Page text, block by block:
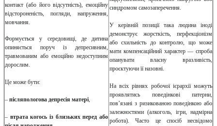
контакт (або його відсутність), емоційну
відстороненість, погляди, напруження,
мовчання.
Формується у середовищі, де дитина
опиняється поруч із депресивним,
травмованим або емоційно недоступним
дорослим.
Це може бути:
– післяпологова депресія матері,
– втрата когось із близьких перед або
синдромом самозаперечення.
У керівній позиції така людина іноді
демонструє жорсткість, перфекціонізм
або схильність до контролю, що може
мати компенсаційний характер — спроба
опанувати власну вразливість,
проєктуючи її назовні.
На всіх рівнях робочої ієрархії можуть
проявлятись поведінкові патерни,
пов’язані з ризикованою поведінкою або
залежностями (алкоголь, ігри, надмірна
робота). Часто це спосіб несвідомо